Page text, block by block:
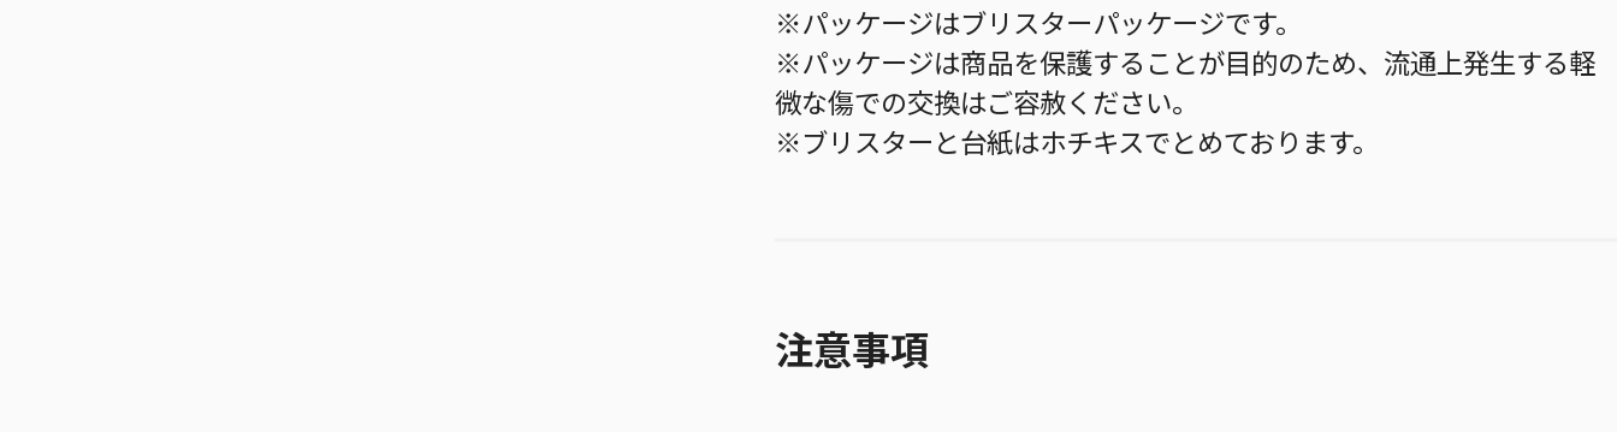
※パッケージはブリスターパッケージです。
※パッケージは商品を保護することが目的のため、流通上発生する軽
微な傷での交換はご容赦ください。
※ブリスターと台紙はホチキスでとめております。
注意事項